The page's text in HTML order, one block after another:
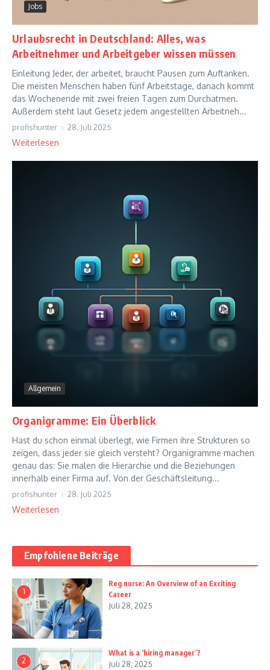
Jobs
Urlaubsrecht in Deutschland: Alles, was
Arbeitnehmer und Arbeitgeber wissen müssen
Einleitung Jeder, der arbeitet, braucht Pausen zum Auftanken.
Die meisten Menschen haben fünf Arbeitstage, danach kommt
das Wochenende mit zwei freien Tagen zum Durchatmen.
Außerdem steht laut Gesetz jedem angestellten Arbeitneh...
profishunter 28. Juli 2025
Weiterlesen
Allgemein
Organigramme: Ein Überblick
Hast du schon einmal überlegt, wie Firmen ihre Strukturen so
zeigen, dass jeder sie gleich versteht? Organigramme machen
genau das: Sie malen die Hierarchie und die Beziehungen
innerhalb einer Firma auf. Von der Geschäftsleitung...
profishunter 28. Juli 2025
Weiterlesen
Empfohlene Beiträge
1
Reg nurse: An Overview of an Exciting
Career
Juli 28, 2025
2
What is a ‘hiring manager’?
Juli 28, 2025